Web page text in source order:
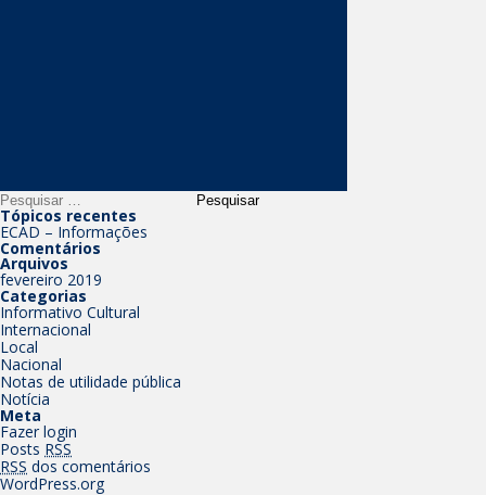
Tópicos recentes
ECAD – Informações
Comentários
Arquivos
fevereiro 2019
Categorias
Informativo Cultural
Internacional
Local
Nacional
Notas de utilidade pública
Notícia
Meta
Fazer login
Posts RSS
RSS dos comentários
WordPress.org